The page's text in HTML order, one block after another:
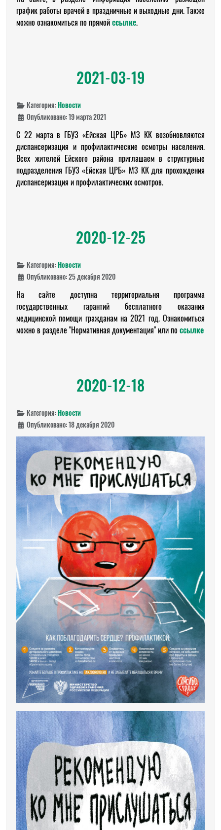
график работы врачей в праздничные и выходные дни. Также
можно ознакомиться по прямойссылке.
2021-03-19
Категория:Новости
Опубликовано: 19 марта 2021
С 22 марта в ГБУЗ «Ейская ЦРБ» МЗ КК возобновляются
диспансеризация и профилактические осмотры населения.
Всех жителей Ейского района приглашаем в структурные
подразделения ГБУЗ «Ейская ЦРБ» МЗ КК для прохождения
диспансеризация и профилактических осмотров.
2020-12-25
Категория:Новости
Опубликовано: 25 декабря 2020
На сайте доступна территориальня программа
государственных гарантий бесплатного оказания
медицинской помощи гражданам на 2021 год. Ознакомиться
можно в разделе "Нормативная документация" или поссылке
2020-12-18
Категория:Новости
Опубликовано: 18 декабря 2020